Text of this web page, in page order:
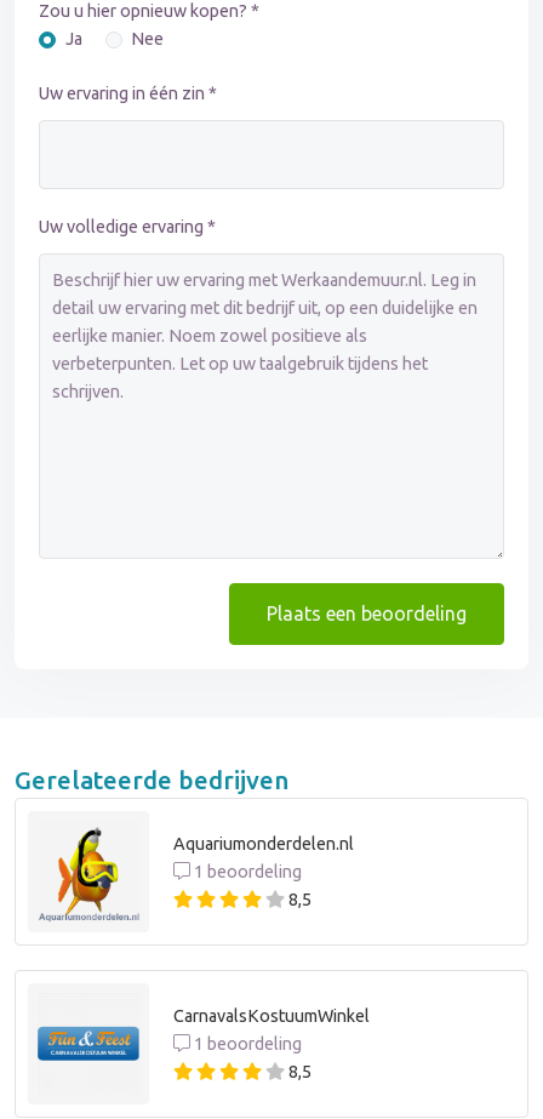
Zou u hier opnieuw kopen? *
Ja
Nee
Uw ervaring in één zin *
Uw volledige ervaring *
Plaats een beoordeling
Gerelateerde bedrijven
Aquariumonderdelen.nl
1 beoordeling
8,5
CarnavalsKostuumWinkel
1 beoordeling
8,5